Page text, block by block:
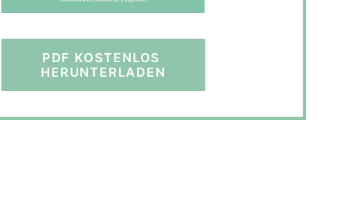
PDF KOSTENLOS
HERUNTERLADEN